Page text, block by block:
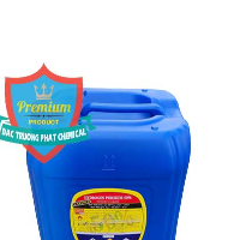
H2O2 – Hydrogen Peroxide
50% Samuda Bangladesh